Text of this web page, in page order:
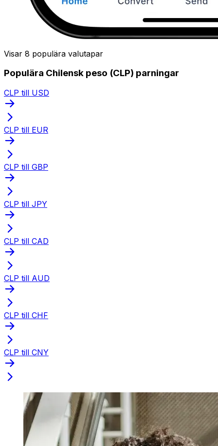
Visar 8 populära valutapar
Populära Chilensk peso (CLP) parningar
CLP till USD
CLP till EUR
CLP till GBP
CLP till JPY
CLP till CAD
CLP till AUD
CLP till CHF
CLP till CNY